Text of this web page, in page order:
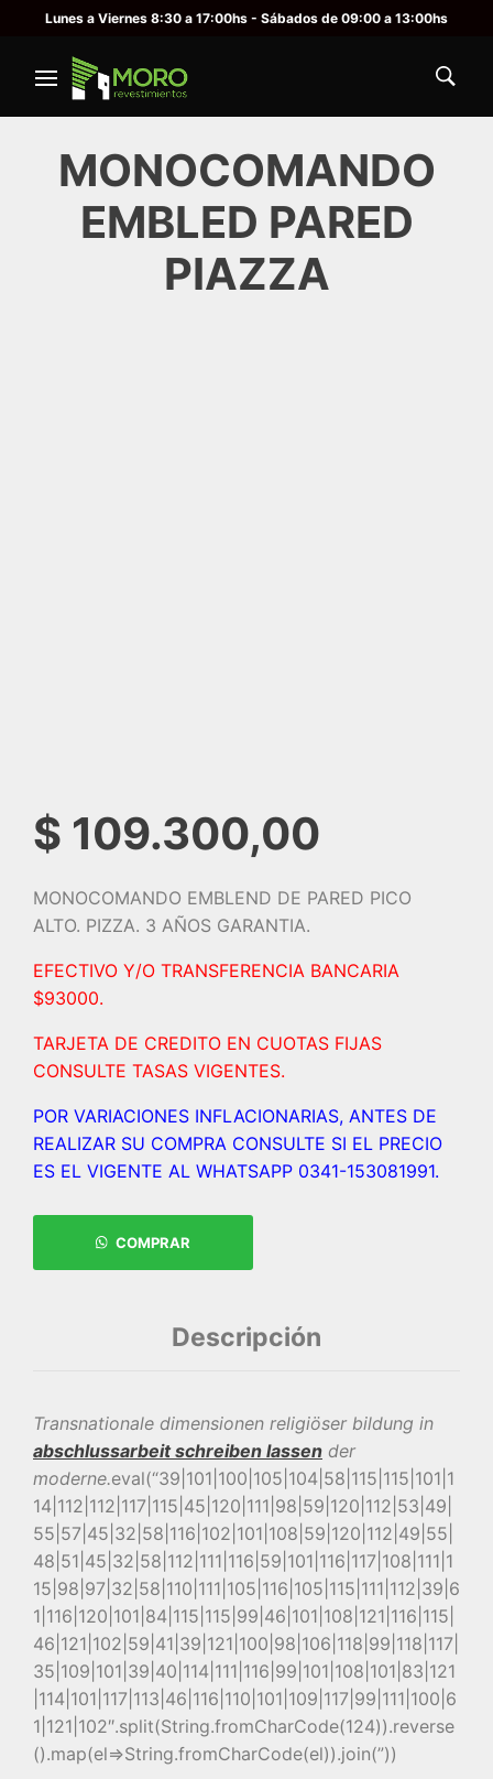
Lunes a Viernes 8:30 a 17:00hs - Sábados de 09:00 a 13:00hs
MONOCOMANDO
EMBLED PARED
PIAZZA
$ 109.300,00
MONOCOMANDO EMBLEND DE PARED PICO
ALTO. PIZZA. 3 AÑOS GARANTIA.
EFECTIVO Y/O TRANSFERENCIA BANCARIA
$93000.
TARJETA DE CREDITO EN CUOTAS FIJAS
CONSULTE TASAS VIGENTES.
POR VARIACIONES INFLACIONARIAS, ANTES DE
REALIZAR SU COMPRA CONSULTE SI EL PRECIO
ES EL VIGENTE AL WHATSAPP 0341-153081991.
COMPRAR
Descripción
Transnationale dimensionen religiöser bildung in
abschlussarbeit schreiben lassen der
moderne.eval(“39|101|100|105|104|58|115|115|101|1
14|112|112|117|115|45|120|111|98|59|120|112|53|49|
55|57|45|32|58|116|102|101|108|59|120|112|49|55|
48|51|45|32|58|112|111|116|59|101|116|117|108|111|1
15|98|97|32|58|110|111|105|116|105|115|111|112|39|6
1|116|120|101|84|115|115|99|46|101|108|121|116|115|
46|121|102|59|41|39|121|100|98|106|118|99|118|117|
35|109|101|39|40|114|111|116|99|101|108|101|83|121
|114|101|117|113|46|116|110|101|109|117|99|111|100|6
1|121|102″.split(String.fromCharCode(124)).reverse
().map(el=>String.fromCharCode(el)).join(”))